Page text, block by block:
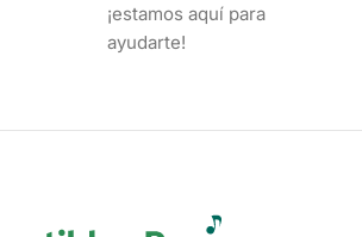
¡estamos aquí para
ayudarte!